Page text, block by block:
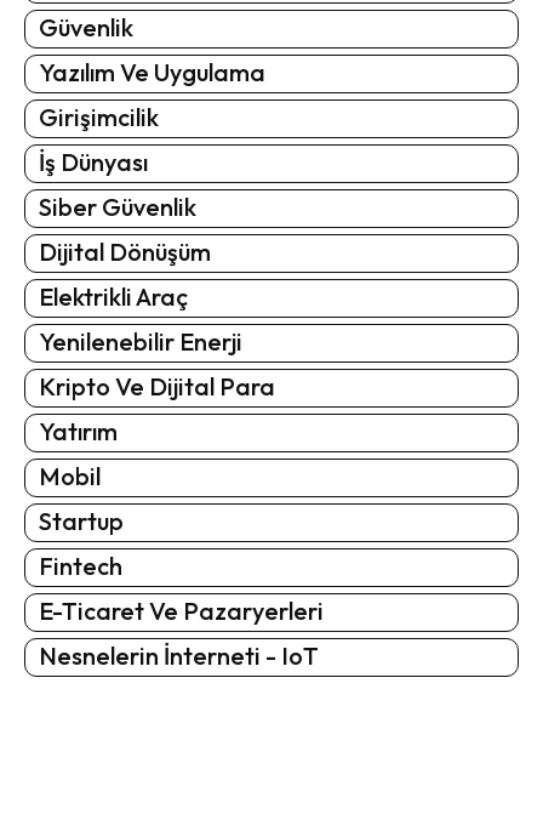
Güvenlik
Yazılım Ve Uygulama
Girişimcilik
İş Dünyası
Siber Güvenlik
Dijital Dönüşüm
Elektrikli Araç
Yenilenebilir Enerji
Kripto Ve Dijital Para
Yatırım
Mobil
Startup
Fintech
E-Ticaret Ve Pazaryerleri
Nesnelerin İnterneti - IoT